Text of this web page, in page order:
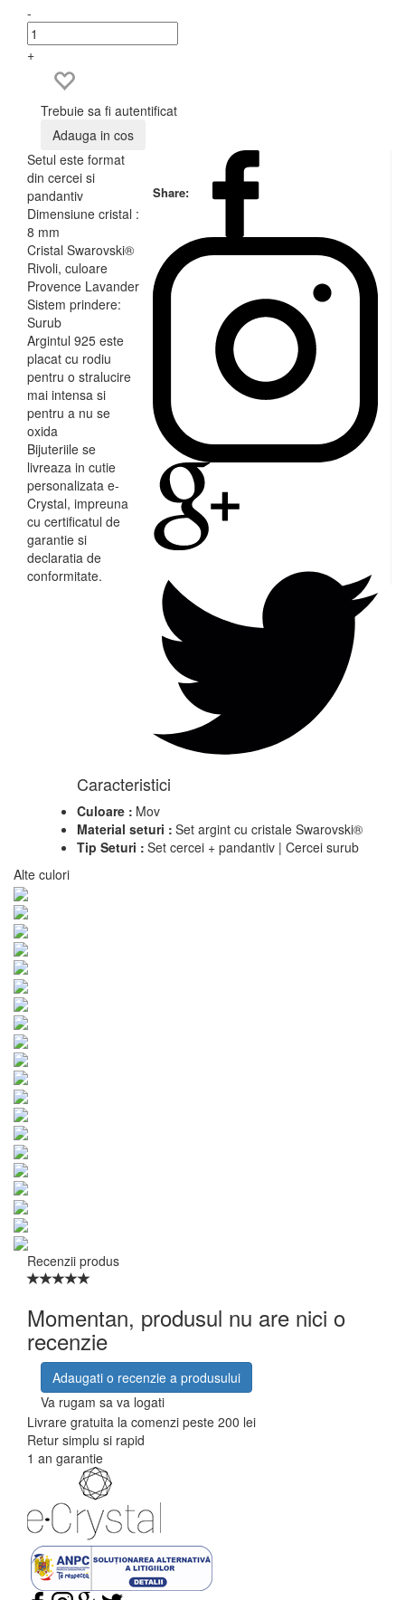
-
+
Trebuie sa fi autentificat
Adauga in cos
Share:
Setul este format
din cercei si
pandantiv
Dimensiune cristal :
8 mm
Cristal Swarovski®
Rivoli, culoare
Provence Lavander
Sistem prindere:
Surub
Argintul 925 este
placat cu rodiu
pentru o stralucire
mai intensa si
pentru a nu se
oxida
Bijuteriile se
livreaza in cutie
personalizata e-
Crystal, impreuna
cu certificatul de
garantie si
declaratia de
conformitate.
Caracteristici
Culoare : Mov
Material seturi : Set argint cu cristale Swarovski®
Tip Seturi : Set cercei + pandantiv | Cercei surub
Alte culori
Recenzii produs
Momentan, produsul nu are nici o
recenzie
Adaugati o recenzie a produsului
Va rugam sa va logati
Livrare gratuita la comenzi peste 200 lei
Retur simplu si rapid
1 an garantie